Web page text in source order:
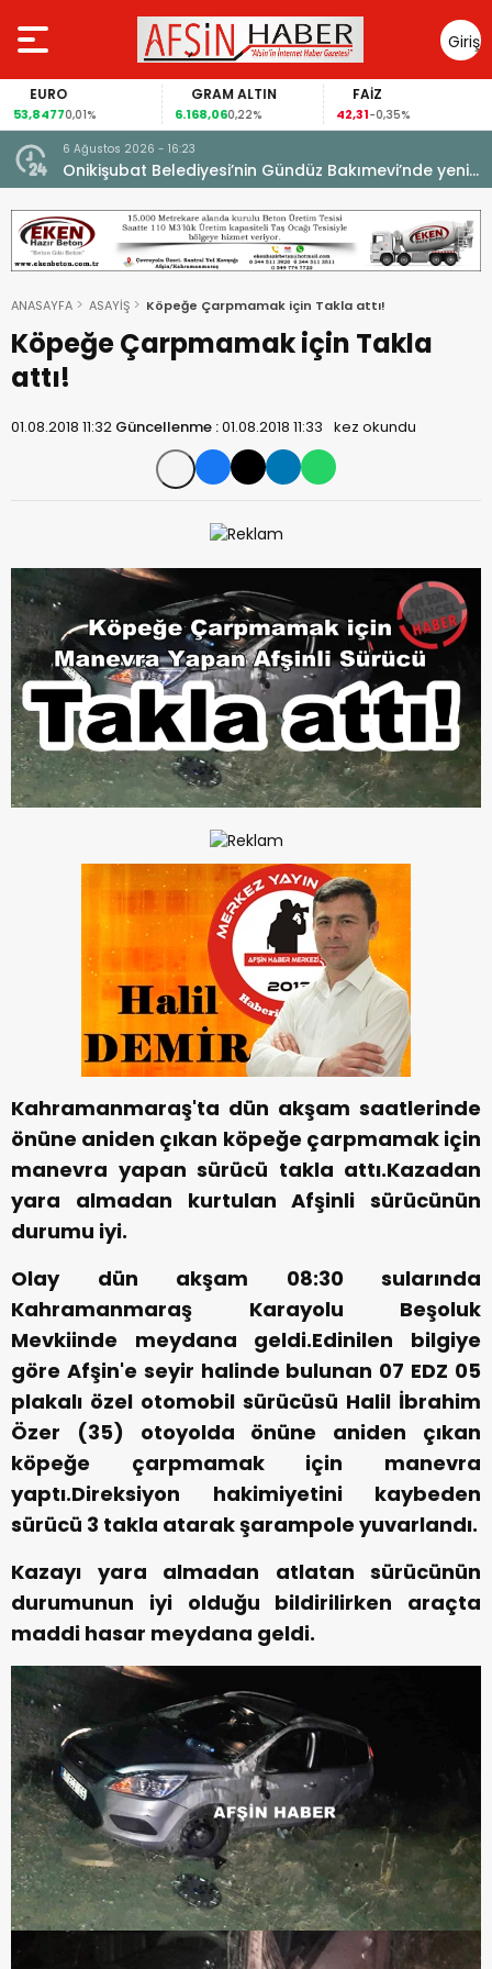
Giriş
Yap
EURO
53,84770,01%
GRAM ALTIN
6.168,060,22%
FAİZ
42,31-0,35%
6 Ağustos 2026 - 16:23
Onikişubat Belediyesi’nin Gündüz Bakımevi’nde yeni
dönemin ön kayıtları başladı.
ANASAYFA ASAYİŞ Köpeğe Çarpmamak için Takla attı!
Köpeğe Çarpmamak için Takla
attı!
01.08.2018 11:32 Güncellenme :01.08.2018 11:33 kez okundu
Kahramanmaraş'ta dün akşam saatlerinde
önüne aniden çıkan köpeğe çarpmamak için
manevra yapan sürücü takla attı.Kazadan
yara almadan kurtulan Afşinli sürücünün
durumu iyi.
Olay dün akşam 08:30 sularında
Kahramanmaraş Karayolu Beşoluk
Mevkiinde meydana geldi.Edinilen bilgiye
göre Afşin'e seyir halinde bulunan 07 EDZ 05
plakalı özel otomobil sürücüsü Halil İbrahim
Özer (35) otoyolda önüne aniden çıkan
köpeğe çarpmamak için manevra
yaptı.Direksiyon hakimiyetini kaybeden
sürücü 3 takla atarak şarampole yuvarlandı.
Kazayı yara almadan atlatan sürücünün
durumunun iyi olduğu bildirilirken araçta
maddi hasar meydana geldi.